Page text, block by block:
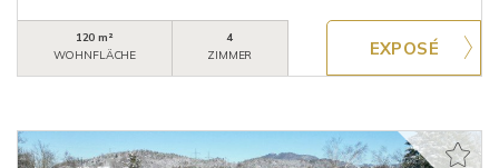
120 m²
WOHNFLÄCHE
4
ZIMMER